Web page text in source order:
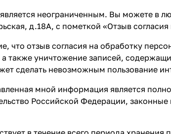
неограниченным. Вы можете в
д.18А, с пометкой «Отзыв
что отзыв согласия на обработку
а также уничтожение записей,
сделать невозможным пользование
мной информация является
Российской Федерации,